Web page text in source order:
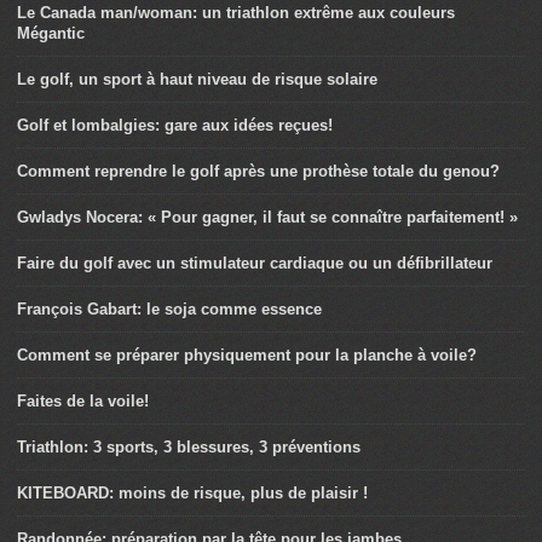
Le Canada man/woman: un triathlon extrême aux couleurs
Mégantic
Le golf, un sport à haut niveau de risque solaire
Golf et lombalgies: gare aux idées reçues!
Comment reprendre le golf après une prothèse totale du genou?
Gwladys Nocera: « Pour gagner, il faut se connaître parfaitement! »
Faire du golf avec un stimulateur cardiaque ou un défibrillateur
François Gabart: le soja comme essence
Comment se préparer physiquement pour la planche à voile?
Faites de la voile!
Triathlon: 3 sports, 3 blessures, 3 préventions
KITEBOARD: moins de risque, plus de plaisir !